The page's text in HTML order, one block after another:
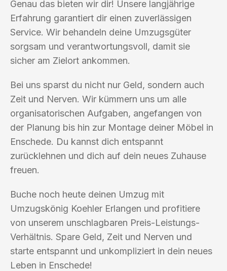
Genau das bieten wir dir! Unsere langjährige
Erfahrung garantiert dir einen zuverlässigen
Service. Wir behandeln deine Umzugsgüter
sorgsam und verantwortungsvoll, damit sie
sicher am Zielort ankommen.
Bei uns sparst du nicht nur Geld, sondern auch
Zeit und Nerven. Wir kümmern uns um alle
organisatorischen Aufgaben, angefangen von
der Planung bis hin zur Montage deiner Möbel in
Enschede. Du kannst dich entspannt
zurücklehnen und dich auf dein neues Zuhause
freuen.
Buche noch heute deinen Umzug mit
Umzugskönig Koehler Erlangen und profitiere
von unserem unschlagbaren Preis-Leistungs-
Verhältnis. Spare Geld, Zeit und Nerven und
starte entspannt und unkompliziert in dein neues
Leben in Enschede!